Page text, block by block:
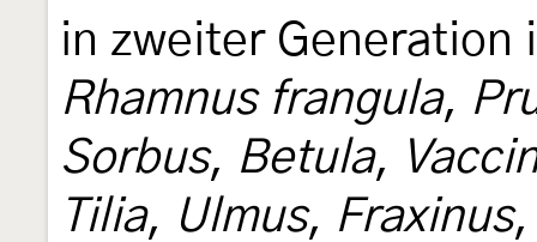
in zweiter Generation
Rhamnus frangula,
Sorbus, Betula,
Tilia, Ulmus, Fraxinus